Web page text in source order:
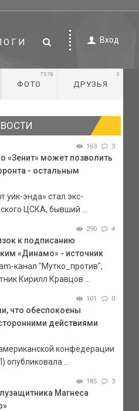
Вход
ФОТО
7578
ДРУЗЬЯ
0
163 3
«Зенит» может позволить
- остальным
уик-энда» стал экс-
ЦСКА, бывший ...
290 4
к подписанию
«Динамо» - источник
канал "Мутко_против",
Кирилл Кравцов ...
101 0
что обеспокоены
действиями
конфедерации
...
185 3
Магнеса